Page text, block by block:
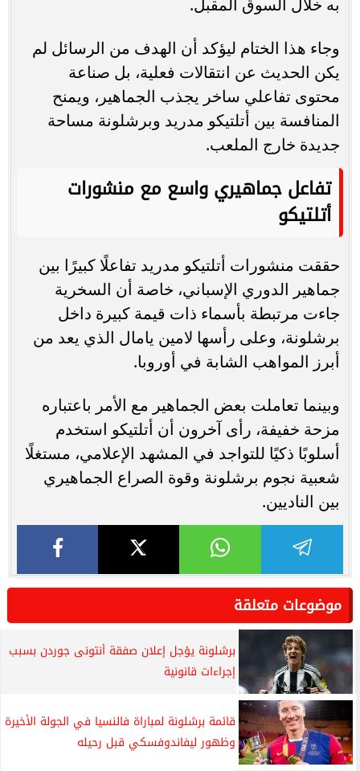
وجاء هذا الختام ليؤكد أن الهدف من الرسائل لم
يكن الحديث عن انتقالات فعلية، بل صناعة
محتوى تفاعلي ساخر يجذب الجماهير، ويمنح
المنافسة بين أتلتيكو مدريد وبرشلونة مساحة
جديدة خارج الملعب.
تفاعل جماهيري واسع مع منشورات
أتلتيكو
حققت منشورات أتلتيكو مدريد تفاعلًا كبيرًا بين
جماهير الدوري الإسباني، خاصة أن السخرية
جاءت مرتبطة بأسماء ذات قيمة كبيرة داخل
برشلونة، وعلى رأسها لامين يامال الذي يعد من
أبرز المواهب الشابة في أوروبا.
وبينما تعاملت بعض الجماهير مع الأمر باعتباره
مزحة خفيفة، رأى آخرون أن أتلتيكو استخدم
أسلوبًا ذكيًا للتواجد في المشهد الإعلامي، مستغلًا
شعبية نجوم برشلونة وقوة الصراع الجماهيري
بين الناديين.
موضوعات متعلقة
برشلونة يؤجل إعلان صفقة أنتونى جوردن بسبب
إجراءات قانونية
قائمة برشلونة لمباراة فالنسيا في الجولة الأخيرة
وظهور ليفاندوفسكي قبل رحيله